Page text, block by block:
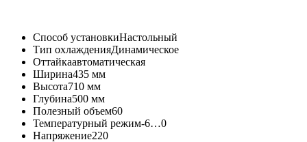
Способ установкиНастольный
Тип охлажденияДинамическое
Оттайкаавтоматическая
Ширина435 мм
Высота710 мм
Глубина500 мм
Полезный объем60
Температурный режим-6…0
Напряжение220